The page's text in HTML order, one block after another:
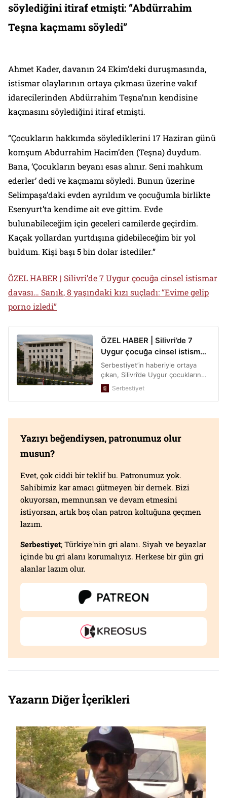
söylediğini itiraf etmişti: “Abdürrahim
Teşna kaçmamı söyledi”
Ahmet Kader, davanın 24 Ekim’deki duruşmasında,
istismar olaylarının ortaya çıkması üzerine vakıf
idarecilerinden Abdürrahim Teşna’nın kendisine
kaçmasını söylediğini itiraf etmişti.
“Çocukların hakkımda söylediklerini 17 Haziran günü
komşum Abdurrahim Hacim’den (Teşna) duydum.
Bana, ‘Çocukların beyanı esas alınır. Seni mahkum
ederler’ dedi ve kaçmamı söyledi. Bunun üzerine
Selimpaşa’daki evden ayrıldım ve çocuğumla birlikte
Esenyurt’ta kendime ait eve gittim. Evde
bulunabileceğim için geceleri camilerde geçirdim.
Kaçak yollardan yurtdışına gidebileceğim bir yol
buldum. Kişi başı 5 bin dolar istediler.”
ÖZEL HABER | Silivri’de 7 Uygur çocuğa cinsel istismar
davası… Sanık, 8 yaşındaki kızı suçladı: “Evime gelip
porno izledi”
Yazıyı beğendiysen, patronumuz olur
musun?
Evet, çok ciddi bir teklif bu. Patronumuz yok.
Sahibimiz kar amacı gütmeyen bir dernek. Bizi
okuyorsan, memnunsan ve devam etmesini
istiyorsan, artık boş olan patron koltuğuna geçmen
lazım.
Serbestiyet; Türkiye'nin gri alanı. Siyah ve beyazlar
içinde bu gri alanı korumalıyız. Herkese bir gün gri
alanlar lazım olur.
Yazarın Diğer İçerikleri